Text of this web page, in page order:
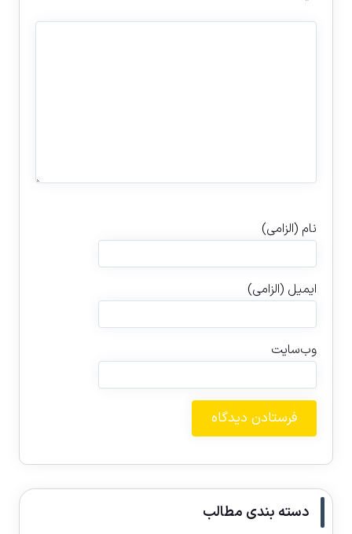
نام (الزامی)
ایمیل (الزامی)
وب‌سایت
دسته بندی مطالب